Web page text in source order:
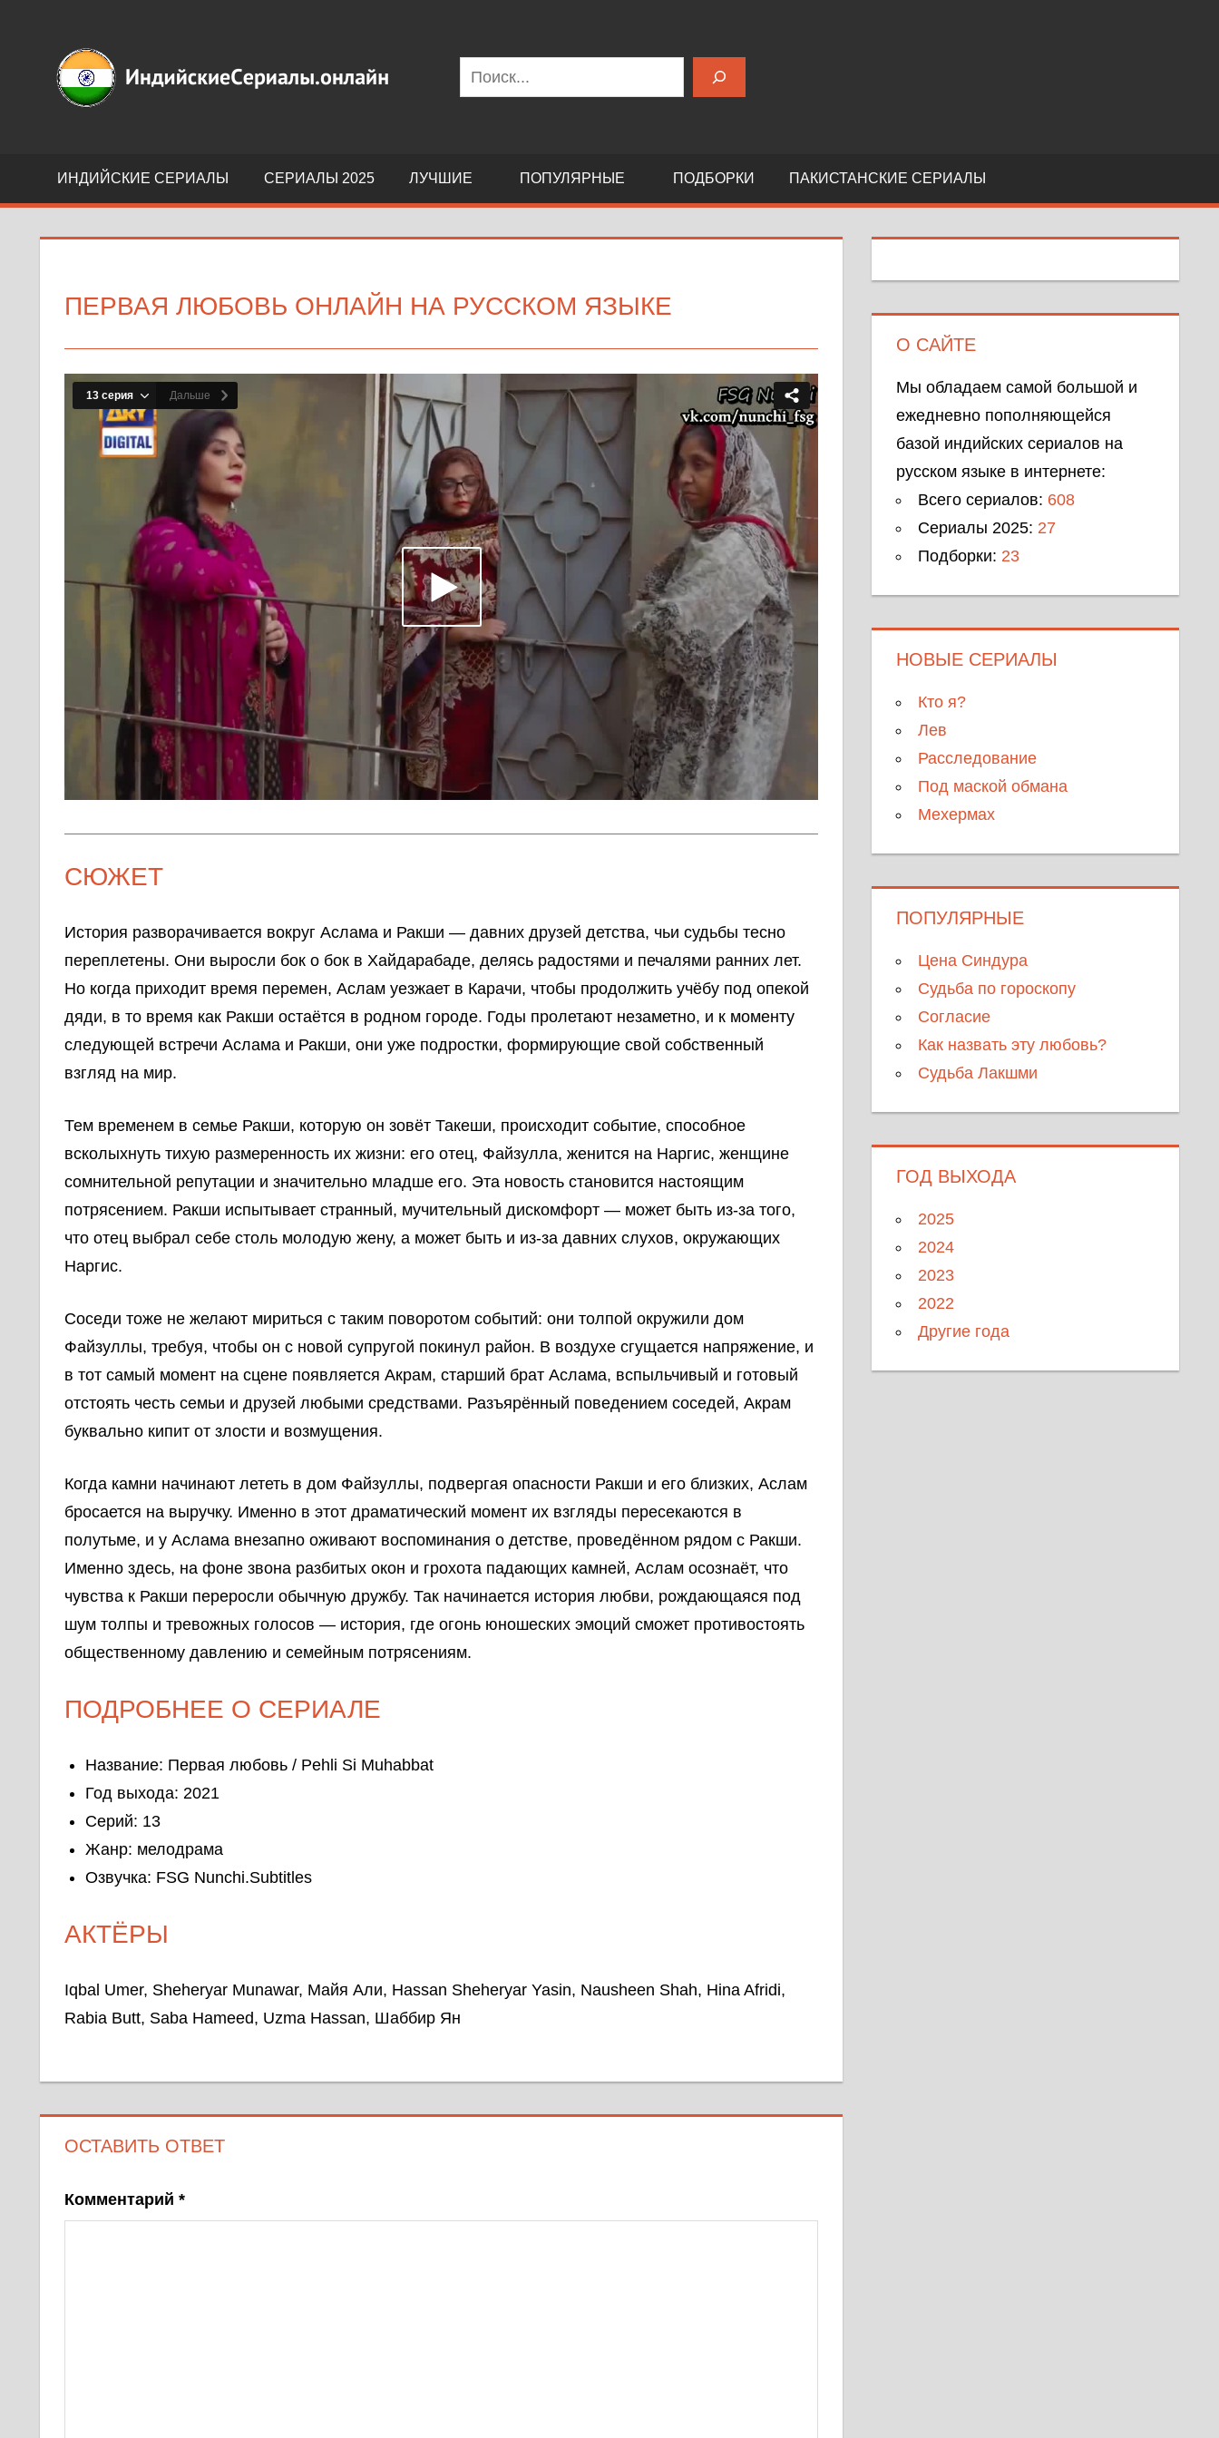
содержимому
сериалы
Поиск
ИНДИЙСКИЕ СЕРИАЛЫ СЕРИАЛЫ 2025 ЛУЧШИЕ ПОПУЛЯРНЫЕ ПОДБОРКИ ПАКИСТАНСКИЕ СЕРИАЛЫ
ПЕРВАЯ ЛЮБОВЬ ОНЛАЙН НА РУССКОМ ЯЗЫКЕ
СЮЖЕТ
История разворачивается вокруг Аслама и Ракши — давних друзей детства, чьи судьбы тесно
переплетены. Они выросли бок о бок в Хайдарабаде, делясь радостями и печалями ранних лет.
Но когда приходит время перемен, Аслам уезжает в Карачи, чтобы продолжить учёбу под опекой
дяди, в то время как Ракши остаётся в родном городе. Годы пролетают незаметно, и к моменту
следующей встречи Аслама и Ракши, они уже подростки, формирующие свой собственный
взгляд на мир.
Тем временем в семье Ракши, которую он зовёт Такеши, происходит событие, способное
всколыхнуть тихую размеренность их жизни: его отец, Файзулла, женится на Наргис, женщине
сомнительной репутации и значительно младше его. Эта новость становится настоящим
потрясением. Ракши испытывает странный, мучительный дискомфорт — может быть из-за того,
что отец выбрал себе столь молодую жену, а может быть и из-за давних слухов, окружающих
Наргис.
Соседи тоже не желают мириться с таким поворотом событий: они толпой окружили дом
Файзуллы, требуя, чтобы он с новой супругой покинул район. В воздухе сгущается напряжение, и
в тот самый момент на сцене появляется Акрам, старший брат Аслама, вспыльчивый и готовый
отстоять честь семьи и друзей любыми средствами. Разъярённый поведением соседей, Акрам
буквально кипит от злости и возмущения.
Когда камни начинают лететь в дом Файзуллы, подвергая опасности Ракши и его близких, Аслам
бросается на выручку. Именно в этот драматический момент их взгляды пересекаются в
полутьме, и у Аслама внезапно оживают воспоминания о детстве, проведённом рядом с Ракши.
Именно здесь, на фоне звона разбитых окон и грохота падающих камней, Аслам осознаёт, что
чувства к Ракши переросли обычную дружбу. Так начинается история любви, рождающаяся под
шум толпы и тревожных голосов — история, где огонь юношеских эмоций сможет противостоять
общественному давлению и семейным потрясениям.
ПОДРОБНЕЕ О СЕРИАЛЕ
Название: Первая любовь / Pehli Si Muhabbat
Год выхода: 2021
Серий: 13
Жанр: мелодрама
Озвучка: FSG Nunchi.Subtitles
АКТЁРЫ
Iqbal Umer, Sheheryar Munawar, Майя Али, Hassan Sheheryar Yasin, Nausheen Shah, Hina Afridi,
Rabia Butt, Saba Hameed, Uzma Hassan, Шаббир Ян
ОСТАВИТЬ ОТВЕТ
Комментарий *
О САЙТЕ
Мы обладаем самой большой и
ежедневно пополняющейся
базой индийских сериалов на
русском языке в интернете:
Всего сериалов: 608
Сериалы 2025: 27
Подборки: 23
НОВЫЕ СЕРИАЛЫ
Кто я?
Лев
Расследование
Под маской обмана
Мехермах
ПОПУЛЯРНЫЕ
Цена Синдура
Судьба по гороскопу
Согласие
Как назвать эту любовь?
Судьба Лакшми
ГОД ВЫХОДА
2025
2024
2023
2022
Другие года